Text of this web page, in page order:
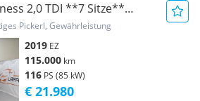
2,0 TDI **7 Sitze**
Pickerl, Gewährleistung
2019 EZ
115.000 km
116 PS (85 kW)
€ 21.980